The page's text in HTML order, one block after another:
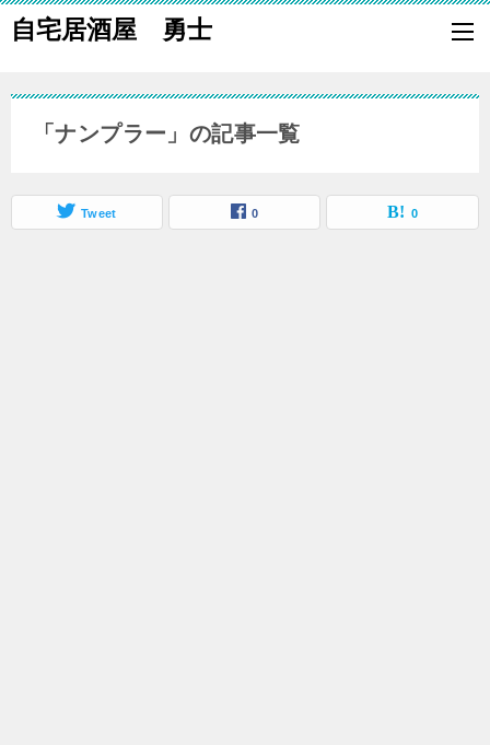
自宅居酒屋 勇士
自宅で居酒屋の「酒の肴」になる料理を楽しく作り、家族や親族に友
「ナンプラー」の記事一覧
Tweet 0 0